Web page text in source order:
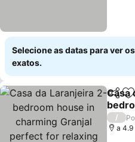
Selecione as datas para ver
exatos.
Casa
for
/
a 4.9